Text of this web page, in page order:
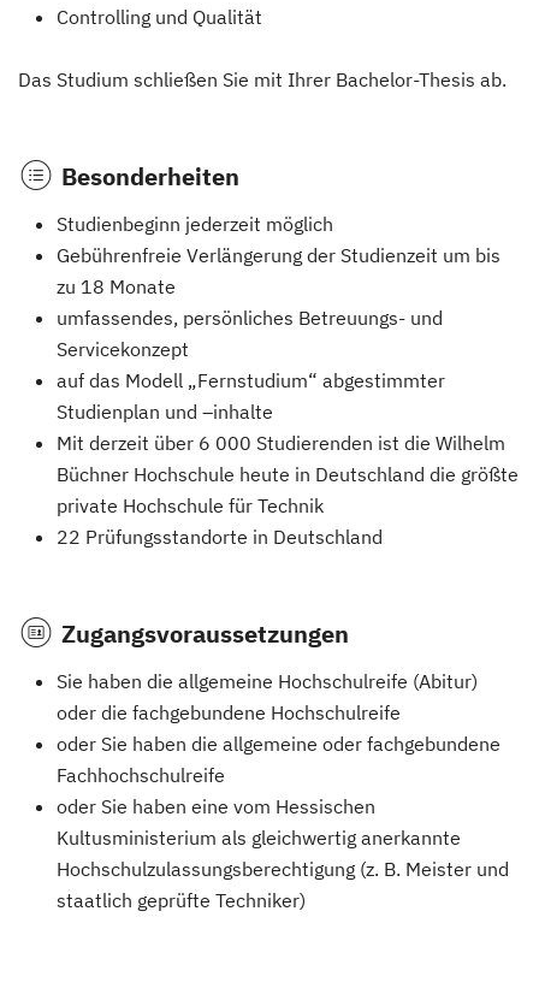
Controlling und Qualität
Das Studium schließen Sie mit Ihrer Bachelor-Thesis ab.
Besonderheiten
Studienbeginn jederzeit möglich
Gebührenfreie Verlängerung der Studienzeit um bis
zu 18 Monate
umfassendes, persönliches Betreuungs- und
Servicekonzept
auf das Modell „Fernstudium“ abgestimmter
Studienplan und –inhalte
Mit derzeit über 6 000 Studierenden ist die Wilhelm
Büchner Hochschule heute in Deutschland die größte
private Hochschule für Technik
22 Prüfungsstandorte in Deutschland
Zugangsvoraussetzungen
Sie haben die allgemeine Hochschulreife (Abitur)
oder die fachgebundene Hochschulreife
oder Sie haben die allgemeine oder fachgebundene
Fachhochschulreife
oder Sie haben eine vom Hessischen
Kultusministerium als gleichwertig anerkannte
Hochschulzulassungsberechtigung (z. B. Meister und
staatlich geprüfte Techniker)